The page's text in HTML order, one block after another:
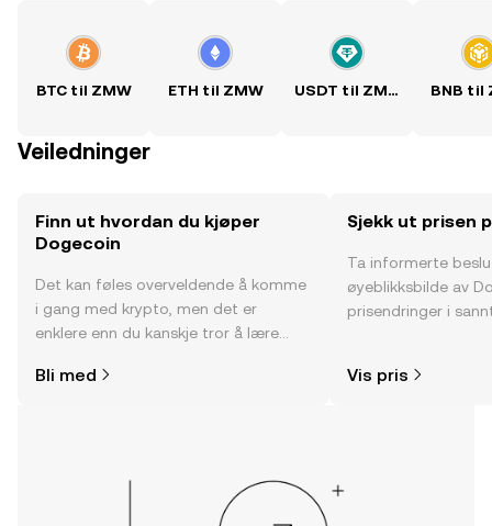
BTC til ZMW ETH til ZMW USDT til ZMW BNB til
Veiledninger
Finn ut hvordan du kjøper
Dogecoin
Det kan føles overveldende å komme
i gang med krypto, men det er
enklere enn du kanskje tror å lære
Kom i gang med reisen din på OKX-
Bli med
Sjekk ut prisen
Ta informerte
øyeblikksbilde av
prisendringer i
Vis pris